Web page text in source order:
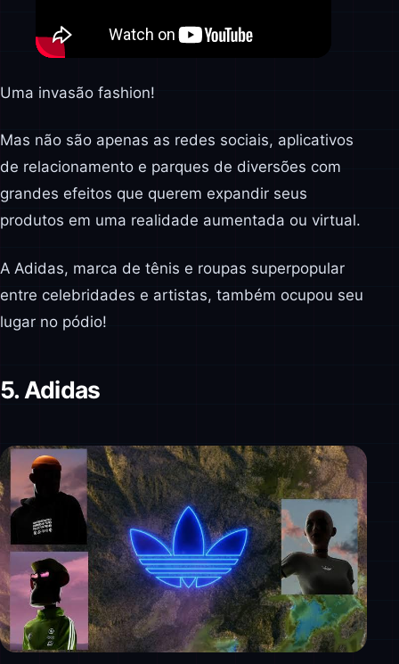
Uma invasão fashion!
Mas não são apenas as redes sociais, aplicativos
de relacionamento e parques de diversões com
grandes efeitos que querem expandir seus
produtos em uma realidade aumentada ou virtual.
A Adidas, marca de tênis e roupas superpopular
entre celebridades e artistas, também ocupou seu
lugar no pódio!
5. Adidas